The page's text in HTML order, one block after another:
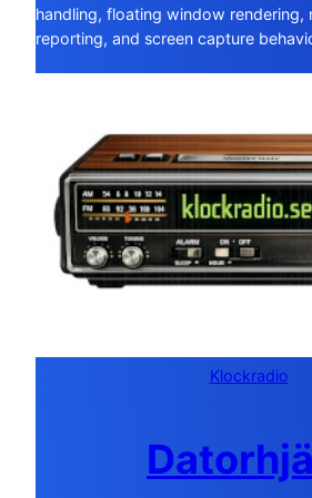
handling, floating window rendering,
reporting, and screen capture
Klockradio